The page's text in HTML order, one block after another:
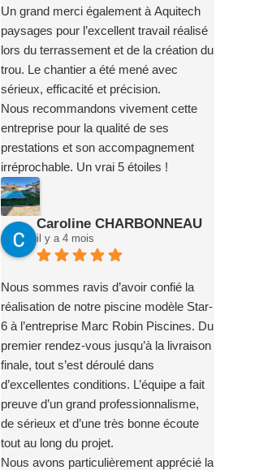
Un grand merci également à Aquitech
paysages pour l’excellent travail réalisé
lors du terrassement et de la création du
trou. Le chantier a été mené avec
sérieux, efficacité et précision.
Nous recommandons vivement cette
entreprise pour la qualité de ses
prestations et son accompagnement
irréprochable. Un vrai 5 étoiles !
Caroline CHARBONNEAU
il y a 4 mois
Nous sommes ravis d’avoir confié la
réalisation de notre piscine modèle Star-
6 à l’entreprise Marc Robin Piscines. Du
premier rendez-vous jusqu’à la livraison
finale, tout s’est déroulé dans
d’excellentes conditions. L’équipe a fait
preuve d’un grand professionnalisme,
de sérieux et d’une très bonne écoute
tout au long du projet.
Nous avons particulièrement apprécié la